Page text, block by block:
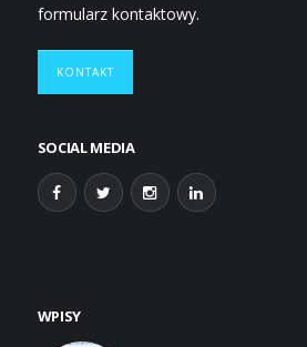
formularz kontaktowy.
KONTAKT
SOCIAL MEDIA
WPISY